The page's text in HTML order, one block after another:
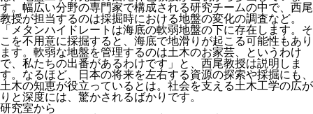
す。幅広い分野の専門家で構成される研究チームの中で、西尾
教授が担当するのは採掘時における地盤の変化の調査など。
「メタンハイドレートは海底の軟弱地盤の下に存在します。そ
こを不用意に採掘すると、海底で地滑りが起こる可能性もあり
ます。軟弱な地盤を管理するのは土木のお家芸、というわけ
で、私たちの出番があるわけです」と、西尾教授は説明しま
す。なるほど、日本の将来を左右する資源の探索や採掘にも、
土木の知恵が役立っているとは。社会を支える土木工学の広が
りと深度には、驚かされるばかりです。
研究室から